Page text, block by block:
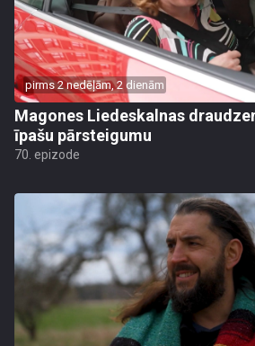
pirms 2 nedēļām, 2 dienām
Magones Liedeskalnas
īpašu pārsteigumu
70. epizode